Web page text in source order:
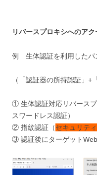
リバースプロキシへのアク
例 生体認証を利用したパ
（「認証器の所持認証」+
① 生体認証対応リバース
スワードレス認証）
② 指紋認証（セキュリテ
③ 認証後にターゲット